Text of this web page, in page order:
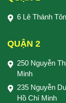
6 Lê Thánh
QUẬN 2
250 Nguyễn
Minh
235 Nguyễn
Hồ Chí Minh